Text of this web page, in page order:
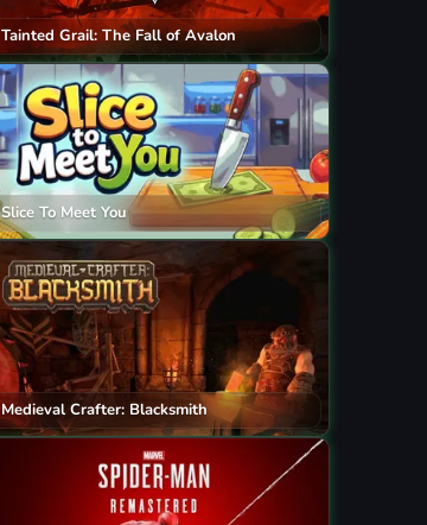
Tainted Grail: The Fall of Avalon
Slice To Meet You
Medieval Crafter: Blacksmith